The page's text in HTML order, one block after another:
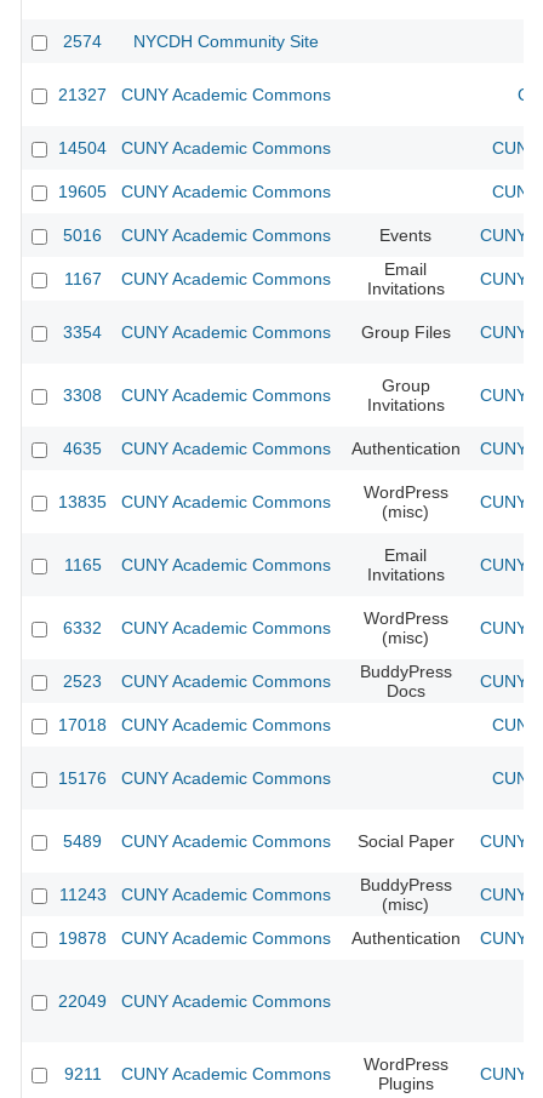
2574 NYCDH Community Site
21327 CUNY Academic Commons
14504 CUNY Academic Commons
19605 CUNY Academic Commons
5016 CUNY Academic Commons Events CUNY
1167 CUNY Academic Commons
Email
Invitations
CUNY
3354 CUNY Academic Commons Group Files CUNY
3308 CUNY Academic Commons
Group
Invitations
CUNY
4635 CUNY Academic Commons Authentication CUNY
13835 CUNY Academic Commons
WordPress
(misc)
CUNY
1165 CUNY Academic Commons
Email
Invitations
CUNY
6332 CUNY Academic Commons
WordPress
(misc)
CUNY
2523 CUNY Academic Commons
BuddyPress
Docs
CUNY
17018 CUNY Academic Commons
15176 CUNY Academic Commons
5489 CUNY Academic Commons Social Paper CUNY
11243 CUNY Academic Commons
BuddyPress
(misc)
CUNY
19878 CUNY Academic Commons Authentication CUNY
22049 CUNY Academic Commons
9211 CUNY Academic Commons
WordPress
Plugins
CUNY